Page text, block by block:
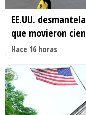
EE.UU.
que movieron
Hace 16 horas